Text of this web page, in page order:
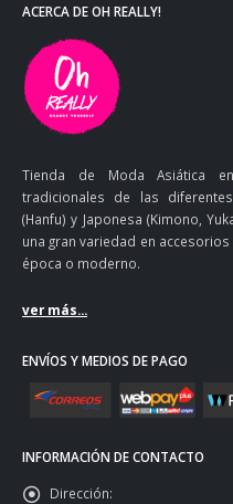
ACERCA DE OH REALLY!
Tienda de Moda Asiática
tradicionales de las
(Hanfu) y Japonesa (Kimono,
una gran variedad en
época o moderno.
ver más...
ENVÍOS Y MEDIOS DE PAGO
INFORMACIÓN DE CONTACTO
Dirección: